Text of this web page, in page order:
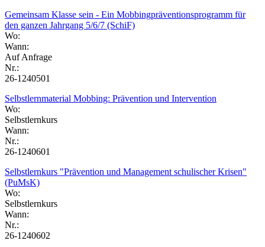
Gemeinsam Klasse sein - Ein Mobbingpräventionsprogramm für
den ganzen Jahrgang 5/6/7 (SchiF)
Wo:
Wann:
Auf Anfrage
Nr.:
26-1240501
Selbstlernmaterial Mobbing: Prävention und Intervention
Wo:
Selbstlernkurs
Wann:
Nr.:
26-1240601
Selbstlernkurs "Prävention und Management schulischer Krisen"
(PuMsK)
Wo:
Selbstlernkurs
Wann:
Nr.:
26-1240602